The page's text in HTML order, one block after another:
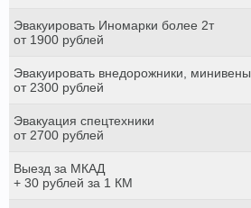
Эвакуировать Иномарки более 2т
от 1900 рублей
Эвакуировать внедорожники, минивены
от 2300 рублей
Эвакуация спецтехники
от 2700 рублей
Выезд за МКАД
+ 30 рублей за 1 КМ